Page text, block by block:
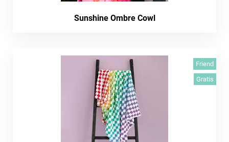
Sunshine Ombre Cowl
Friend
Gratis